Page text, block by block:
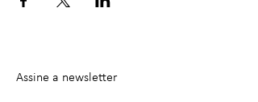
Assine a newsletter